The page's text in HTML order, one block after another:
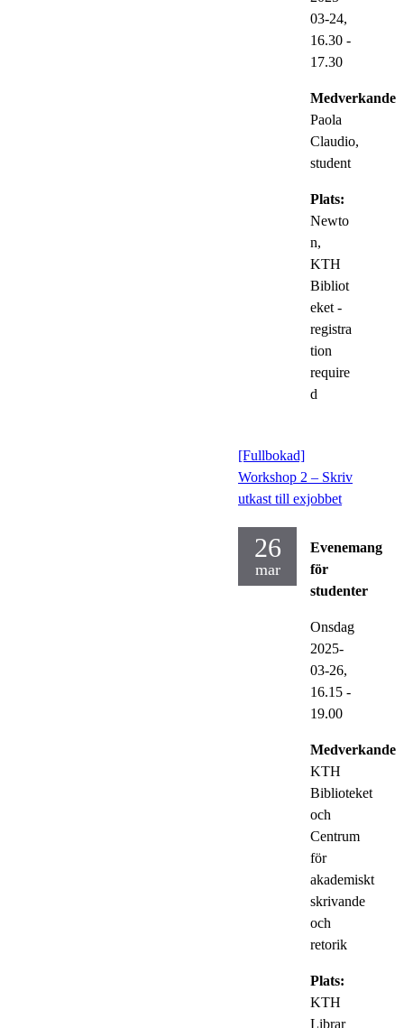
03-24,
16.30 -
17.30
Medverkande:
Paola
Claudio,
student
Plats:
Newto
n,
KTH
Bibliot
eket -
registra
tion
require
d
[Fullbokad]
Workshop 2 – Skriv
utkast till exjobbet
26
mar
Evenemang
för
studenter
Onsdag
2025-
03-26,
16.15 -
19.00
Medverkande:
KTH
Biblioteket
och
Centrum
för
akademiskt
skrivande
och
retorik
Plats:
KTH
Librar